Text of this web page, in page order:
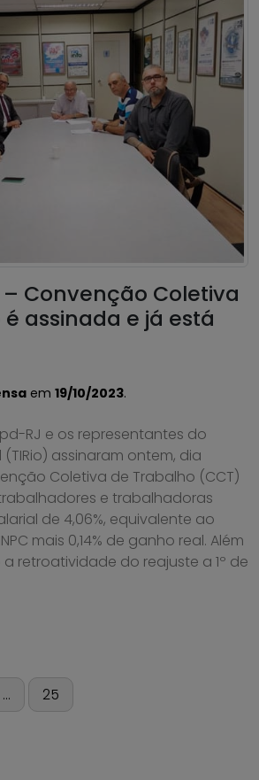
Convenção Coletiva
assinada e já está
em 19/10/2023.
RJ e os representantes do
assinaram ontem, dia
Coletiva de Trabalho (CCT)
e trabalhadoras
de 4,06%, equivalente ao
mais 0,14% de ganho real. Além
retroatividade do reajuste a 1º de
… 25